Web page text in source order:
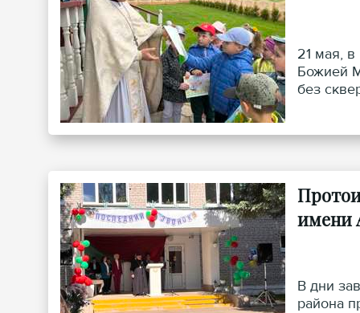
21 мая,
Божией
без
имени
В дни
района